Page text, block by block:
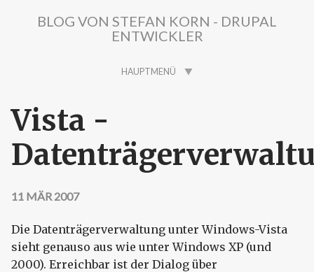
BLOG VON STEFAN KORN - DRUPAL
ENTWICKLER
HAUPTMENÜ
Vista -
11 MÄR 2007
Die Datenträgerverwaltung unter Windows-Vista
sieht genauso aus wie unter Windows XP (und
2000). Erreichbar ist der Dialog über